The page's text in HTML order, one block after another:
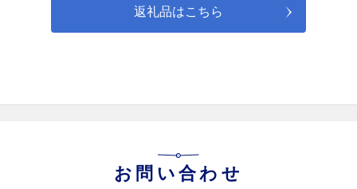
返礼品はこちら
お問い合わせ